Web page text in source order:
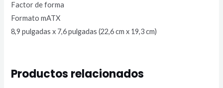
Factor de forma
Formato mATX
8,9 pulgadas x 7,6 pulgadas (22,6 cm x 19,3 cm)
Productos relacionados